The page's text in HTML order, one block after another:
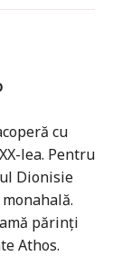
cu
lea. Pentru
Dionisie
părinți
Athos.